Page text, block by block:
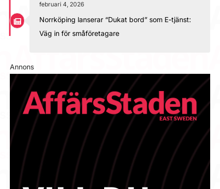
februari 4, 2026
Norrköping lanserar “Dukat bord” som E-tjänst:
Väg in för småföretagare
Annons